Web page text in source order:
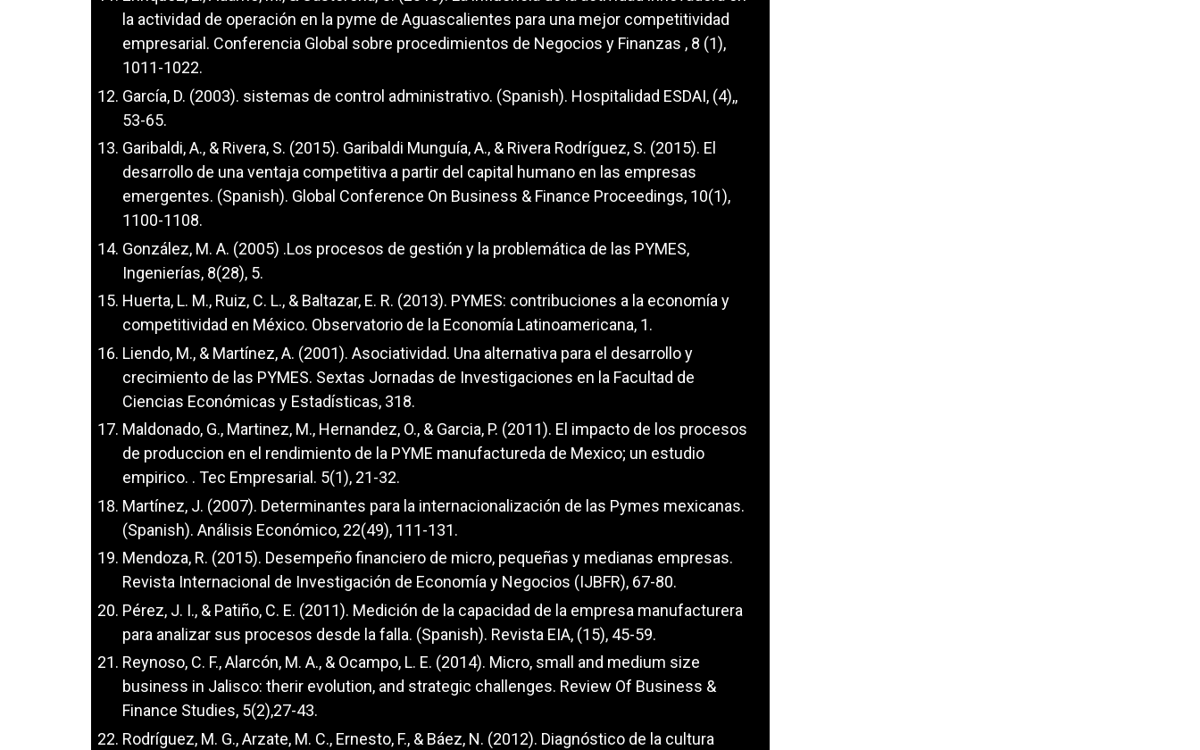
la actividad de operación en la pyme de Aguascalientes para una mejor competitividad
empresarial. Conferencia Global sobre procedimientos de Negocios y Finanzas , 8 (1),
1011-1022.
García, D. (2003). sistemas de control administrativo. (Spanish). Hospitalidad ESDAI, (4),,
53-65.
Garibaldi, A., & Rivera, S. (2015). Garibaldi Munguía, A., & Rivera Rodríguez, S. (2015). El
desarrollo de una ventaja competitiva a partir del capital humano en las empresas
emergentes. (Spanish). Global Conference On Business & Finance Proceedings, 10(1),
1100-1108.
González, M. A. (2005) .Los procesos de gestión y la problemática de las PYMES,
Ingenierías, 8(28), 5.
Huerta, L. M., Ruiz, C. L., & Baltazar, E. R. (2013). PYMES: contribuciones a la economía y
competitividad en México. Observatorio de la Economía Latinoamericana, 1.
Liendo, M., & Martínez, A. (2001). Asociatividad. Una alternativa para el desarrollo y
crecimiento de las PYMES. Sextas Jornadas de Investigaciones en la Facultad de
Ciencias Económicas y Estadísticas, 318.
Maldonado, G., Martinez, M., Hernandez, O., & Garcia, P. (2011). El impacto de los procesos
de produccion en el rendimiento de la PYME manufactureda de Mexico; un estudio
empirico. . Tec Empresarial. 5(1), 21-32.
Martínez, J. (2007). Determinantes para la internacionalización de las Pymes mexicanas.
(Spanish). Análisis Económico, 22(49), 111-131.
Mendoza, R. (2015). Desempeño financiero de micro, pequeñas y medianas empresas.
Revista Internacional de Investigación de Economía y Negocios (IJBFR), 67-80.
Pérez, J. I., & Patiño, C. E. (2011). Medición de la capacidad de la empresa manufacturera
para analizar sus procesos desde la falla. (Spanish). Revista EIA, (15), 45-59.
Reynoso, C. F., Alarcón, M. A., & Ocampo, L. E. (2014). Micro, small and medium size
business in Jalisco: therir evolution, and strategic challenges. Review Of Business &
Finance Studies, 5(2),27-43.
Rodríguez, M. G., Arzate, M. C., Ernesto, F., & Báez, N. (2012). Diagnóstico de la cultura